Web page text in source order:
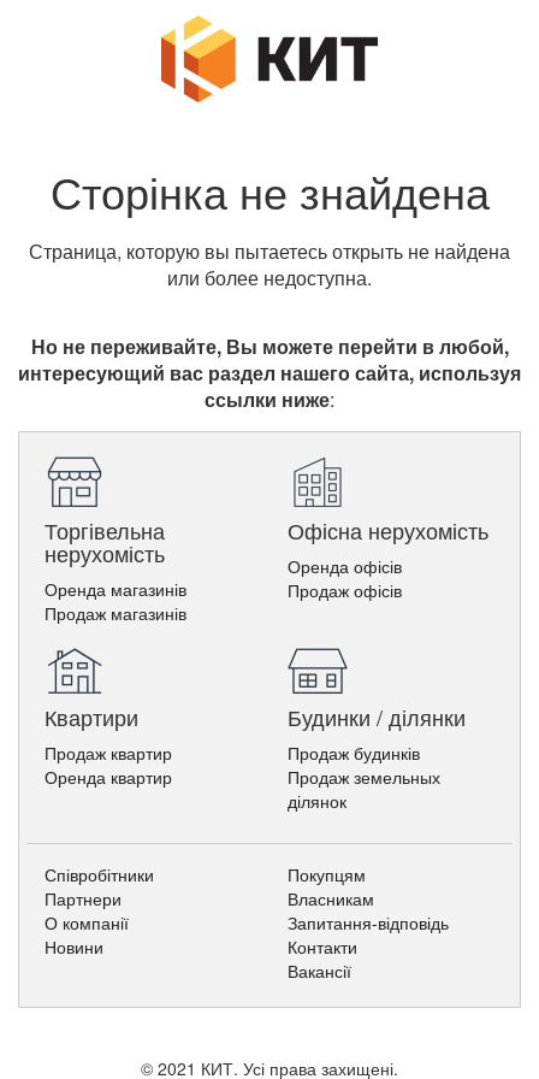
Сторінка не знайдена
Страница, которую вы пытаетесь открыть не найдена
или более недоступна.
Но не переживайте, Вы можете перейти в любой,
интересующий вас раздел нашего сайта, используя
ссылки ниже:
Торгівельна
нерухомість
Оренда магазинів
Продаж магазинів
Офісна нерухомість
Оренда офісів
Продаж офісів
Квартири
Продаж квартир
Оренда квартир
Будинки / ділянки
Продаж будинків
Продаж земельных
ділянок
Співробітники
Партнери
Покупцям
Власникам
О компанії
Новини
Запитання-відповідь
Контакти
Вакансії
© 2021 КИТ. Усі права захищені.